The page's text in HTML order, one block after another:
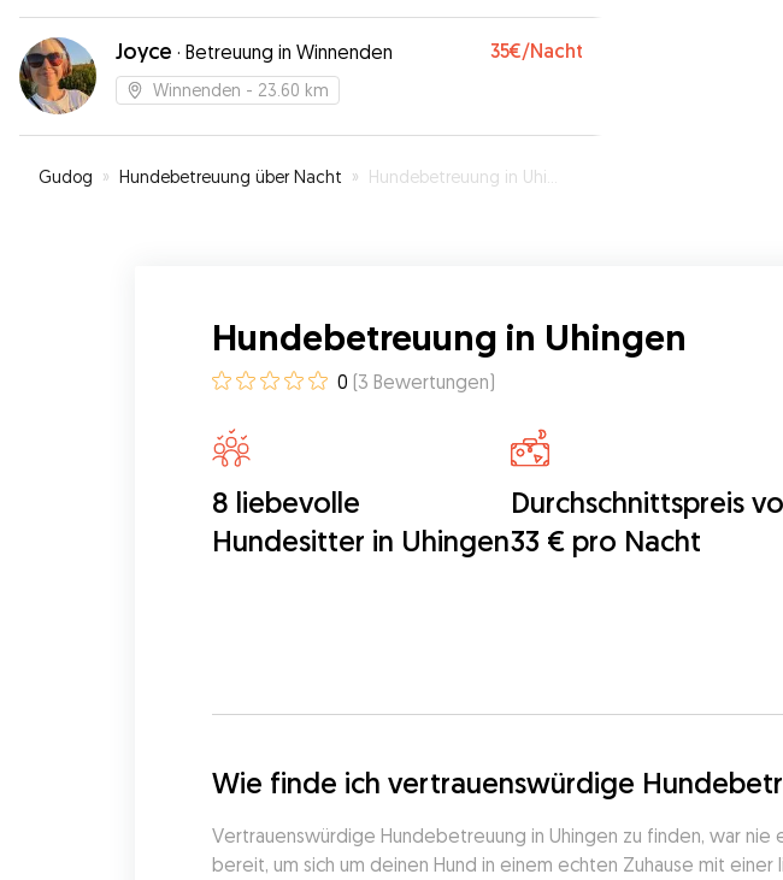
Joyce · Betreuung in Winnenden 35€/Nacht
Winnenden - 23.60 km
Gudog » Hundebetreuung über Nacht » Hundebetreuung in Uhingen
Hundebetreuung in Uhingen
0 (3 Bewertungen)
8 liebevolle
Hundesitter in Uhingen
Durchschnittspreis
33 € pro Nacht
Wie finde ich vertrauenswürdige
Vertrauenswürdige Hundebetreuung in Uhingen zu finden, war
bereit, um sich um deinen Hund in einem echten Zuhause mit